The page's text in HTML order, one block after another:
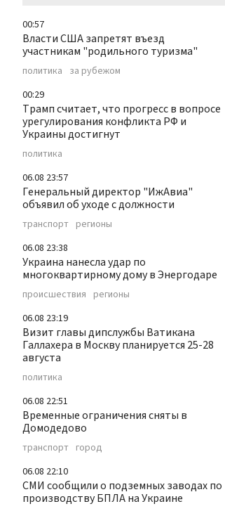
00:57
Власти США запретят въезд
участникам "родильного туризма"
политика за рубежом
00:29
Трамп считает, что прогресс в вопросе
урегулирования конфликта РФ и
Украины достигнут
политика
06.08 23:57
Генеральный директор "ИжАвиа"
объявил об уходе с должности
транспорт регионы
06.08 23:38
Украина нанесла удар по
многоквартирному дому в Энергодаре
происшествия регионы
06.08 23:19
Визит главы дипслужбы Ватикана
Галлахера в Москву планируется 25-28
августа
политика
06.08 22:51
Временные ограничения сняты в
Домодедово
транспорт город
06.08 22:10
СМИ сообщили о подземных заводах по
производству БПЛА на Украине